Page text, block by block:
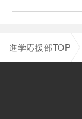
進学応援部TOP